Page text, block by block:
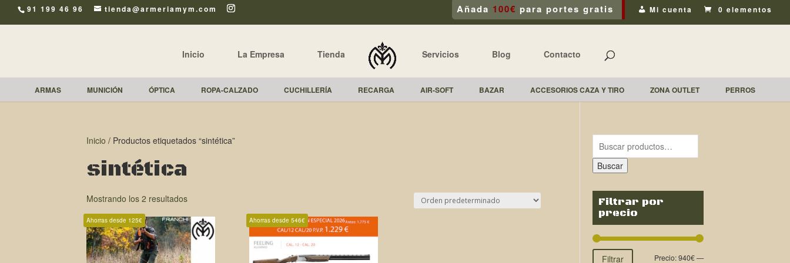
91 199 46 96 tienda@armeriamym.com Añada 100€ para portes gratis Mi cuenta 0 elementos
Inicio La Empresa Tienda Servicios Blog Contacto
ARMAS MUNICIÓN ÓPTICA ROPA-CALZADO CUCHILLERÍA RECARGA AIR-SOFT BAZAR ACCESORIOS CAZA Y TIRO ZONA OUTLET PERROS
Inicio / Productos etiquetados “sintética”
sintética
Mostrando los 2 resultados
Ahorras desde 125€ Ahorras desde 546€
Buscar
Filtrar por
precio
Filtrar Precio:940€—